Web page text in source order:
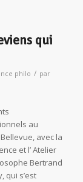
qui
philo / par
au
avec la
et l’ Atelier
Bertrand
qui s’est